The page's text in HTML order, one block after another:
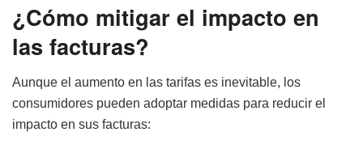
¿Cómo mitigar el impacto en
las facturas?
Aunque el aumento en las tarifas es inevitable, los
consumidores pueden adoptar medidas para reducir el
impacto en sus facturas: